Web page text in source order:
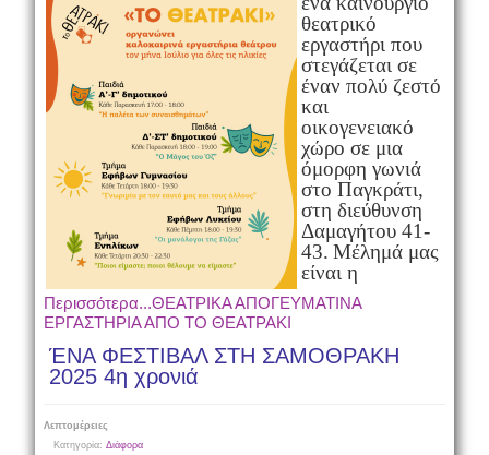
θεατρικό
εργαστήρι που
στεγάζεται σε
έναν πολύ ζεστό
και
οικογενειακό
χώρο σε μια
όμορφη γωνιά
στο Παγκράτι,
στη διεύθυνση
Δαμαγήτου 41-
43. Μέλημά μας
είναι η
Περισσότερα...ΘΕΑΤΡΙΚΑ ΑΠΟΓΕΥΜΑΤΙΝΑ
ΕΡΓΑΣΤΗΡΙΑ ΑΠΟ ΤΟ ΘΕΑΤΡΑΚΙ
ΈΝΑ ΦΕΣΤΙΒΑΛ ΣΤΗ ΣΑΜΟΘΡΑΚΗ
2025 4η χρονιά
Λεπτομέρειες
Κατηγορία: Διάφορα